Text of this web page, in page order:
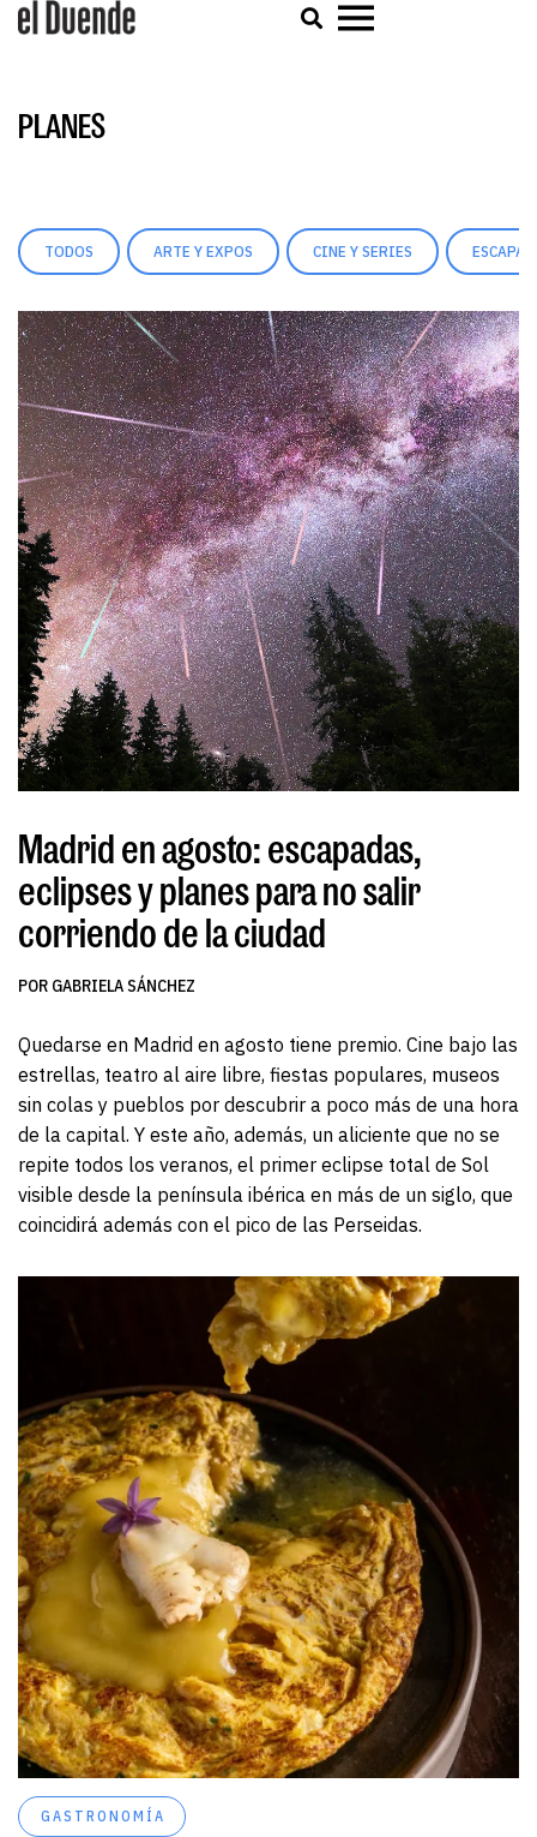
PLANES
TODOS ARTE Y EXPOS CINE Y SERIES
Madrid en agosto: escapadas,
eclipses y planes para no salir
corriendo de la ciudad
POR GABRIELA SÁNCHEZ
Quedarse en Madrid en agosto tiene premio. Cine bajo las
estrellas, teatro al aire libre, fiestas populares, museos
sin colas y pueblos por descubrir a poco más de una hora
de la capital. Y este año, además, un aliciente que no se
repite todos los veranos, el primer eclipse total de Sol
visible desde la península ibérica en más de un siglo, que
coincidirá además con el pico de las Perseidas.
GASTRONOMÍA